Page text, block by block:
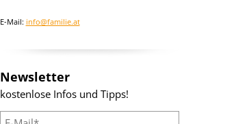
E-Mail: info@familie.at
Newsletter
kostenlose Infos und Tipps!